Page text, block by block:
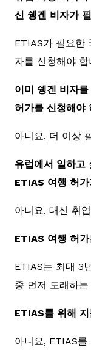
신 쉥겐 비자가
ETIAS가 필요한
자를 신청해야 합
이미 쉥겐 비자
허가를 신청해야
아니요, 더 이상
유럽에서 일하고
ETIAS 여행 허
아니요. 대신 취
ETIAS 여행 허
ETIAS는 최대 3
중 먼저 도래하
ETIAS를 위해
아니요, ETIAS를